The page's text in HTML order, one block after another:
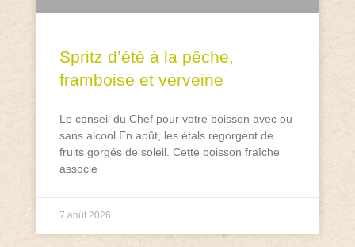
Spritz d’été à la pêche,
framboise et verveine
Le conseil du Chef pour votre boisson avec ou
sans alcool En août, les étals regorgent de
fruits gorgés de soleil. Cette boisson fraîche
associe
7 août 2026